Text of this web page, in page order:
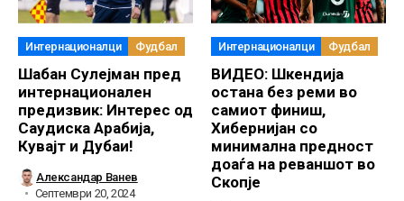
Интернационалци Фудбал
Шабан Сулејман пред
интернационален
предизвик: Интерес од
Саудиска Арабија,
Кувајт и Дубаи!
Александар Ванев
Септември 20, 2024
Интернационалци Фудбал
ВИДЕО: Шкендија
остана без реми во
самиот финиш,
Хибернијан со
минимална предност
доаѓа на реваншот во
Скопје